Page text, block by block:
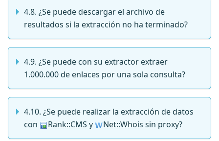
4.8. ¿Se puede descargar el archivo de
resultados si la extracción no ha terminado?
4.9. ¿Se puede con su extractor extraer
1.000.000 de enlaces por una sola consulta?
4.10. ¿Se puede realizar la extracción de datos
con
Rank::CMS y Net::Whois sin proxy?